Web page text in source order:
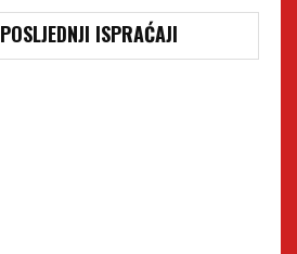
POSLJEDNJI ISPRAĆAJI